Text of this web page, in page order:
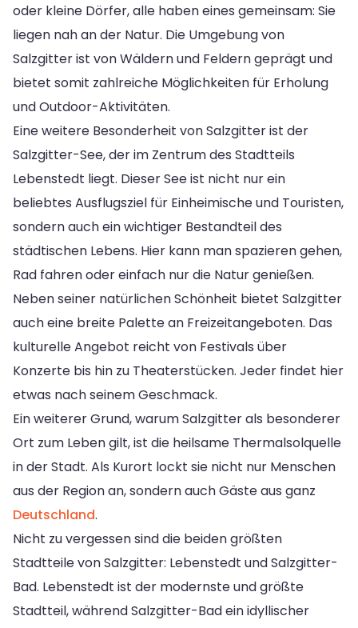
oder kleine Dörfer, alle haben eines gemeinsam: Sie
liegen nah an der Natur. Die Umgebung von
Salzgitter ist von Wäldern und Feldern geprägt und
bietet somit zahlreiche Möglichkeiten für Erholung
und Outdoor-Aktivitäten.
Eine weitere Besonderheit von Salzgitter ist der
Salzgitter-See, der im Zentrum des Stadtteils
Lebenstedt liegt. Dieser See ist nicht nur ein
beliebtes Ausflugsziel für Einheimische und Touristen,
sondern auch ein wichtiger Bestandteil des
städtischen Lebens. Hier kann man spazieren gehen,
Rad fahren oder einfach nur die Natur genießen.
Neben seiner natürlichen Schönheit bietet Salzgitter
auch eine breite Palette an Freizeitangeboten. Das
kulturelle Angebot reicht von Festivals über
Konzerte bis hin zu Theaterstücken. Jeder findet hier
etwas nach seinem Geschmack.
Ein weiterer Grund, warum Salzgitter als besonderer
Ort zum Leben gilt, ist die heilsame Thermalsolquelle
in der Stadt. Als Kurort lockt sie nicht nur Menschen
aus der Region an, sondern auch Gäste aus ganz
Deutschland.
Nicht zu vergessen sind die beiden größten
Stadtteile von Salzgitter: Lebenstedt und Salzgitter-
Bad. Lebenstedt ist der modernste und größte
Stadtteil, während Salzgitter-Bad ein idyllischer